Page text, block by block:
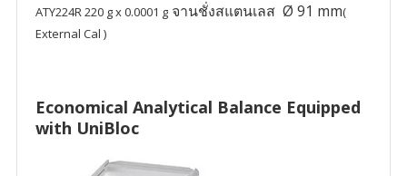
ATY224R220 g x 0.0001 g จานชั่งสแตนเลส Ø 91 mm(
External Cal )
Economical Analytical Balance Equipped
with UniBloc